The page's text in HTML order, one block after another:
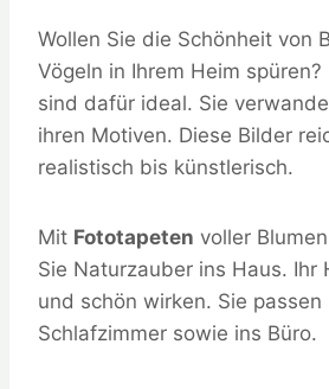
Wollen Sie die Schönheit von
Vögeln in Ihrem Heim spüren?
sind dafür ideal. Sie
ihren Motiven. Diese Bilder
realistisch bis künstlerisch.
Mit Fototapeten voller
Sie Naturzauber ins Haus. Ihr
und schön wirken. Sie
Schlafzimmer sowie ins Büro.